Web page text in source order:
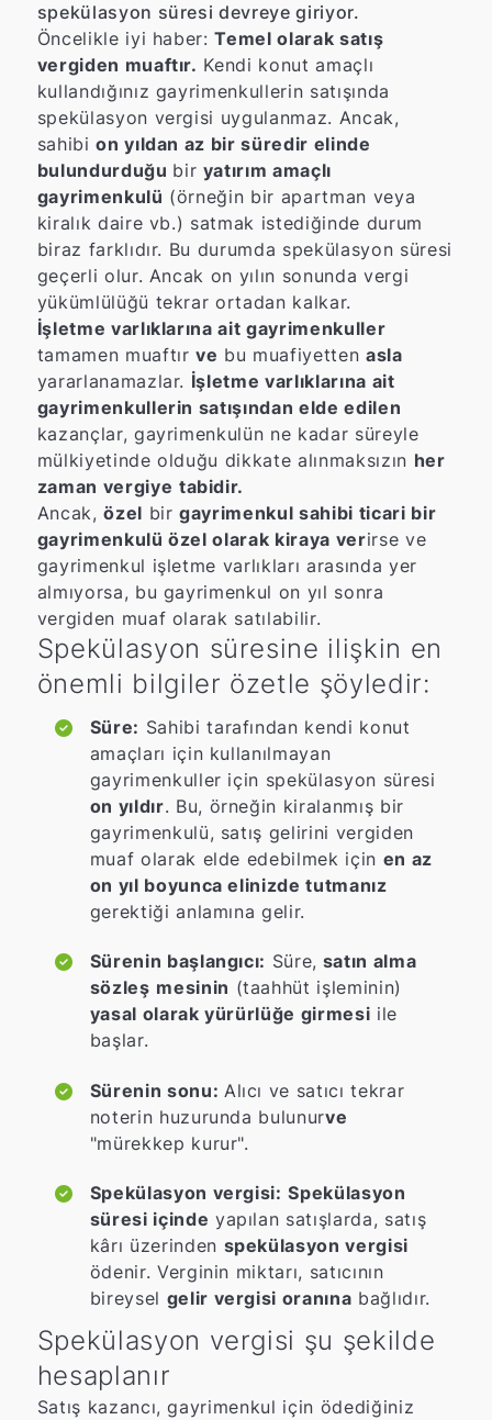
spekülasyon süresi devreye giriyor.
Öncelikle iyi haber:Temel olarak satış
vergiden muaftır. Kendi konut amaçlı
kullandığınız gayrimenkullerin satışında
spekülasyon vergisi uygulanmaz. Ancak,
sahibion yıldan az bir süredir elinde
bulundurduğu bir yatırım amaçlı
gayrimenkulü (örneğin bir apartman veya
kiralık daire vb.) satmak istediğinde durum
biraz farklıdır. Bu durumda spekülasyon süresi
geçerli olur. Ancak on yılın sonunda vergi
yükümlülüğü tekrar ortadan kalkar.
İşletme varlıklarına ait gayrimenkuller
tamamen muaftırve bu muafiyettenasla
yararlanamazlar. İşletme varlıklarına ait
gayrimenkullerin satışından elde edilen
kazançlar, gayrimenkulün ne kadar süreyle
mülkiyetinde olduğu dikkate alınmaksızın her
zaman vergiye tabidir.
Ancak,özel birgayrimenkul sahibi ticari bir
gayrimenkulü özel olarak kiraya verirse ve
gayrimenkul işletme varlıkları arasında yer
almıyorsa, bu gayrimenkul on yıl sonra
vergiden muaf olarak satılabilir.
Spekülasyon süresine ilişkin en
önemli bilgiler özetle şöyledir:
Süre: Sahibi tarafından kendi konut
amaçları için kullanılmayan
gayrimenkuller için spekülasyon süresi
on yıldır. Bu, örneğin kiralanmış bir
gayrimenkulü, satış gelirini vergiden
muaf olarak elde edebilmek için en az
on yıl boyunca elinizde tutmanız
gerektiği anlamına gelir.
Sürenin başlangıcı: Süre, satın alma
sözleş mesinin (taahhüt işleminin)
yasal olarak yürürlüğe girmesi ile
başlar.
Sürenin sonu: Alıcı ve satıcı tekrar
noterin huzurunda bulunurve
"mürekkep kurur".
Spekülasyon vergisi: Spekülasyon
süresi içinde yapılan satışlarda, satış
kârı üzerinden spekülasyon vergisi
ödenir. Verginin miktarı, satıcının
bireysel gelir vergisi oranına bağlıdır.
Spekülasyon vergisi şu şekilde
hesaplanır
Satış kazancı, gayrimenkul için ödediğiniz